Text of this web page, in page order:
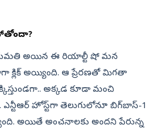
అయిన ఈ రియాల్టీ షో మన
క్లిక్‌ అయ్యింది. ఆ ప్రేరణతో మిగతా
అక్కడ కూడా మంచి
హోస్ట్‌గా తెలుగులోనూ బిగ్‌బాస్‌-1
అయితే అంచనాలకు అందని పేరున్న